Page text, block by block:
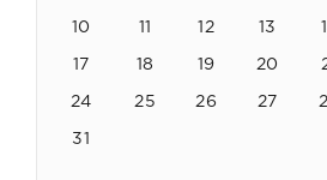
10 11 12 13
17 18 19 20
24 25 26 27
31